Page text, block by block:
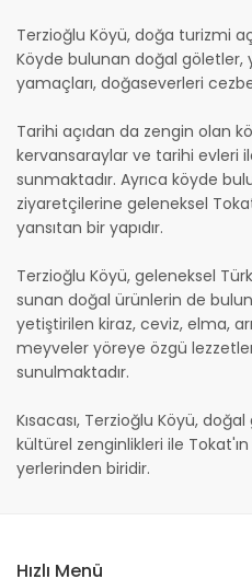
Terzioğlu Köyü, doğa turizmi
Köyde bulunan doğal göletler,
yamaçları, doğaseverleri
Tarihi açıdan da zengin olan
kervansaraylar ve tarihi evleri
sunmaktadır. Ayrıca köyde
ziyaretçilerine geleneksel
yansıtan bir yapıdır.
Terzioğlu Köyü, geleneksel
sunan doğal ürünlerin de
yetiştirilen kiraz, ceviz, elma,
meyveler yöreye özgü
sunulmaktadır.
Kısacası, Terzioğlu Köyü,
kültürel zenginlikleri ile
yerlerinden biridir.
Hızlı Menü